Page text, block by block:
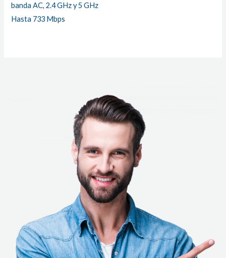
banda AC, 2.4 GHz y 5 GHz
Hasta 733 Mbps